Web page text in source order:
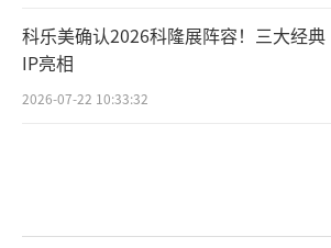
科乐美确认2026科隆展阵容！三大经典
IP亮相
2026-07-22 10:33:32